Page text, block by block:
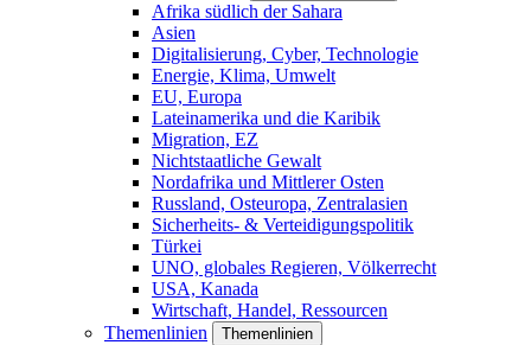
Afrika südlich der Sahara
Asien
Digitalisierung, Cyber, Technologie
Energie, Klima, Umwelt
EU, Europa
Lateinamerika und die Karibik
Migration, EZ
Nichtstaatliche Gewalt
Nordafrika und Mittlerer Osten
Russland, Osteuropa, Zentralasien
Sicherheits- & Verteidigungspolitik
Türkei
UNO, globales Regieren, Völkerrecht
USA, Kanada
Wirtschaft, Handel, Ressourcen
Themenlinien
Themenlinien